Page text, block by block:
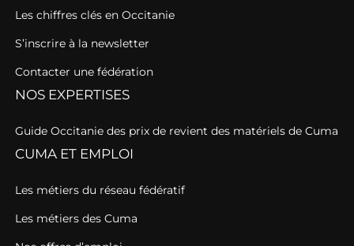
Les chiffres clés en Occitanie
S’inscrire à la newsletter
Contacter une fédération
NOS EXPERTISES
Guide Occitanie des prix de revient des matériels de Cuma
CUMA ET EMPLOI
Les métiers du réseau fédératif
Les métiers des Cuma